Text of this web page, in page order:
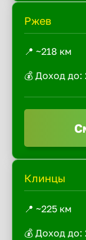
Ржев
📍 ~218 км
💰 Доход до:
Клинцы
📍 ~225 км
💰 Доход до: